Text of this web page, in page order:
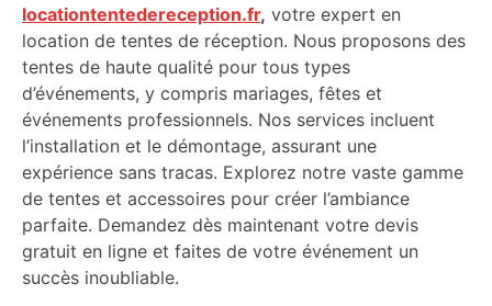
locationtentedereception.fr, votre expert en
location de tentes de réception. Nous proposons des
tentes de haute qualité pour tous types
d’événements, y compris mariages, fêtes et
événements professionnels. Nos services incluent
l’installation et le démontage, assurant une
expérience sans tracas. Explorez notre vaste gamme
de tentes et accessoires pour créer l’ambiance
parfaite. Demandez dès maintenant votre devis
gratuit en ligne et faites de votre événement un
succès inoubliable.